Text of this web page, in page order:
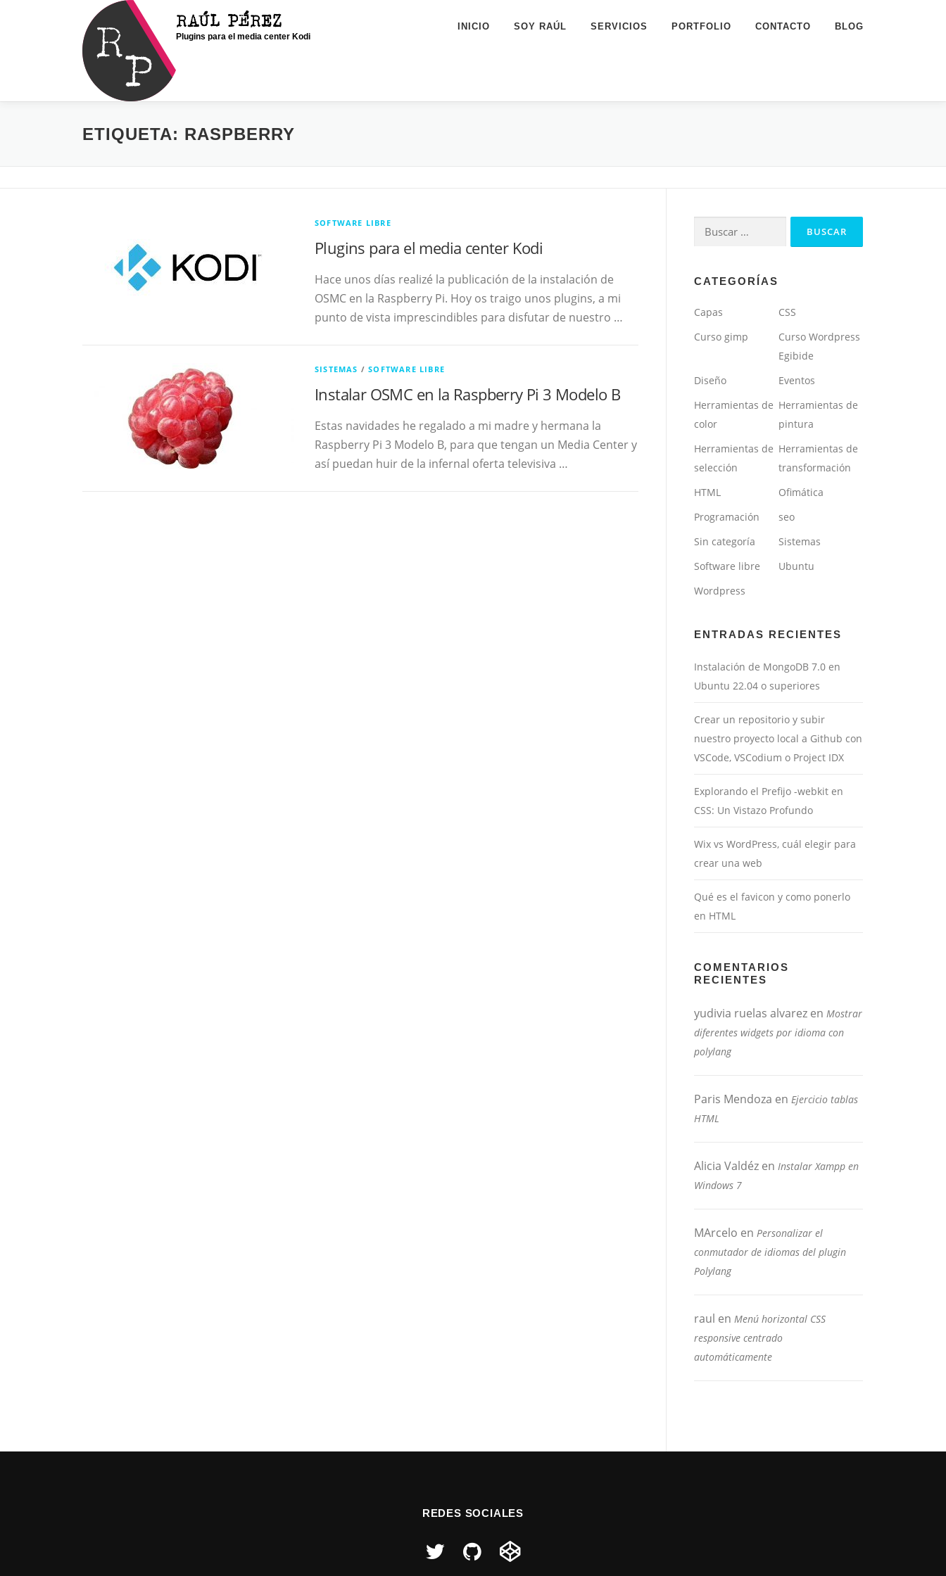
RAÚL PÉREZ
Plugins para el media center Kodi
INICIO SOY RAÚL SERVICIOS PORTFOLIO CONTACTO BLOG
ETIQUETA: RASPBERRY
SOFTWARE LIBRE
Plugins para el media center Kodi
Hace unos días realizé la publicación de la instalación de
OSMC en la Raspberry Pi. Hoy os traigo unos plugins, a mi
punto de vista imprescindibles para disfutar de nuestro …
SISTEMAS /SOFTWARE LIBRE
Instalar OSMC en la Raspberry Pi 3 Modelo B
Estas navidades he regalado a mi madre y hermana la
Raspberry Pi 3 Modelo B, para que tengan un Media Center y
así puedan huir de la infernal oferta televisiva …
Buscar:
CATEGORÍAS
Capas
CSS
Curso gimp
Curso Wordpress
Egibide
Diseño
Eventos
Herramientas de
color
Herramientas de
pintura
Herramientas de
selección
Herramientas de
transformación
HTML
Ofimática
Programación
seo
Sin categoría
Sistemas
Software libre
Ubuntu
Wordpress
ENTRADAS RECIENTES
Instalación de MongoDB 7.0 en
Ubuntu 22.04 o superiores
Crear un repositorio y subir
nuestro proyecto local a Github con
VSCode, VSCodium o Project IDX
Explorando el Prefijo -webkit en
CSS: Un Vistazo Profundo
Wix vs WordPress, cuál elegir para
crear una web
Qué es el favicon y como ponerlo
en HTML
COMENTARIOS
RECIENTES
yudivia ruelas alvarez en Mostrar
diferentes widgets por idioma con
polylang
Paris Mendoza en Ejercicio tablas
HTML
Alicia Valdéz en Instalar Xampp en
Windows 7
MArcelo en Personalizar el
conmutador de idiomas del plugin
Polylang
raul en Menú horizontal CSS
responsive centrado
automáticamente
REDES SOCIALES